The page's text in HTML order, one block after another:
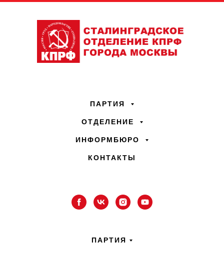
ПАРТИЯ
ОТДЕЛЕНИЕ
ИНФОРМБЮРО
КОНТАКТЫ
ПАРТИЯ